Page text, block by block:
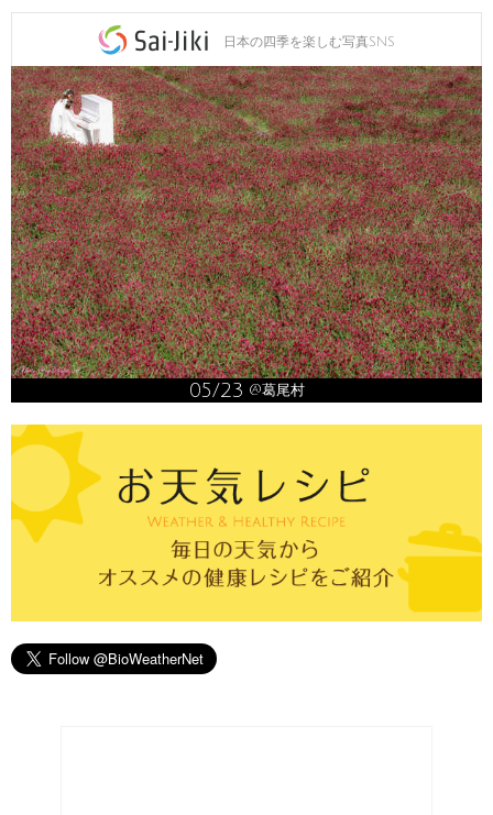
日本の四季を楽しむ写真SNS
05/23 @葛尾村